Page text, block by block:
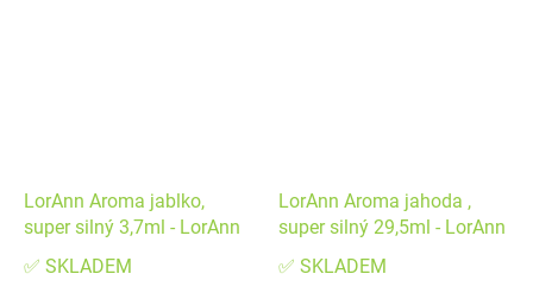
LorAnn Aroma jablko,
super silný 3,7ml - LorAnn
✅ SKLADEM
LorAnn Aroma jahoda ,
super silný 29,5ml - LorAnn
✅ SKLADEM